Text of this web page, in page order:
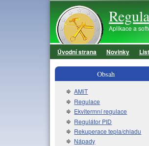
Aplikace a
Hlavní menu
Úvodní strana Novinky
Obsah
AMiT
Regulace
Ekvitermní regulace
Regulátor PID
Rekuperace tepla/chladu
Nápady